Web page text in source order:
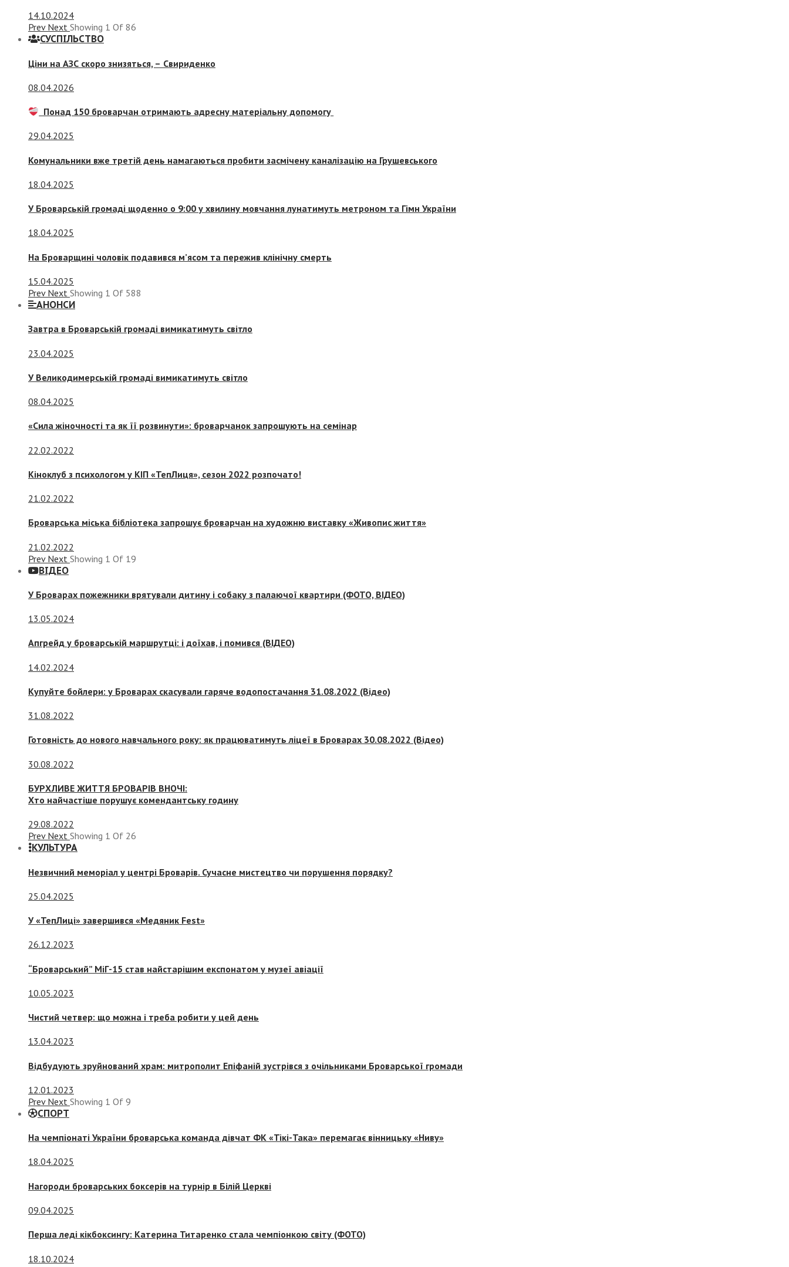
14.10.2024
Prev Next Showing 1 Of 86
СУСПIЛЬСТВО
Ціни на АЗС скоро знизяться, – Свириденко
08.04.2026
Понад 150 броварчан отримають адресну матеріальну допомогу
29.04.2025
Комунальники вже третій день намагаються пробити засмічену каналізацію на Грушевського
18.04.2025
У Броварській громаді щоденно о 9:00 у хвилину мовчання лунатимуть метроном та Гімн України
18.04.2025
На Броварщині чоловік подавився м’ясом та пережив клінічну смерть
15.04.2025
Prev Next Showing 1 Of 588
АНОНСИ
Завтра в Броварській громаді вимикатимуть світло
23.04.2025
У Великодимерській громаді вимикатимуть світло
08.04.2025
«Сила жіночності та як її розвинути»: броварчанок запрошують на семінар
22.02.2022
Кіноклуб з психологом у КІП «ТепЛиця», сезон 2022 розпочато!
21.02.2022
Броварська міська бібліотека запрошує броварчан на художню виставку «Живопис життя»
21.02.2022
Prev Next Showing 1 Of 19
ВІДЕО
У Броварах пожежники врятували дитину і собаку з палаючої квартири (ФОТО, ВІДЕО)
13.05.2024
Апгрейд у броварській маршрутці: і доїхав, і помився (ВІДЕО)
14.02.2024
Купуйте бойлери: у Броварах скасували гаряче водопостачання 31.08.2022 (Відео)
31.08.2022
Готовність до нового навчального року: як працюватимуть ліцеї в Броварах 30.08.2022 (Відео)
30.08.2022
БУРХЛИВЕ ЖИТТЯ БРОВАРІВ ВНОЧІ:
Хто найчастіше порушує комендантську годину
29.08.2022
Prev Next Showing 1 Of 26
КУЛЬТУРА
Незвичний меморіал у центрі Броварів. Сучасне мистецтво чи порушення порядку?
25.04.2025
У «ТепЛиці» завершився «Медяник Fest»
26.12.2023
“Броварський” МіГ-15 став найстарішим експонатом у музеї авіації
10.05.2023
Чистий четвер: що можна і треба робити у цей день
13.04.2023
Відбудують зруйнований храм: митрополит Епіфаній зустрівся з очільниками Броварської громади
12.01.2023
Prev Next Showing 1 Of 9
СПОРТ
На чемпіонаті України броварська команда дівчат ФК «Тікі-Така» перемагає вінницьку «Ниву»
18.04.2025
Нагороди броварських боксерів на турнір в Білій Церкві
09.04.2025
Перша леді кікбоксингу: Катерина Титаренко стала чемпіонкою світу (ФОТО)
18.10.2024